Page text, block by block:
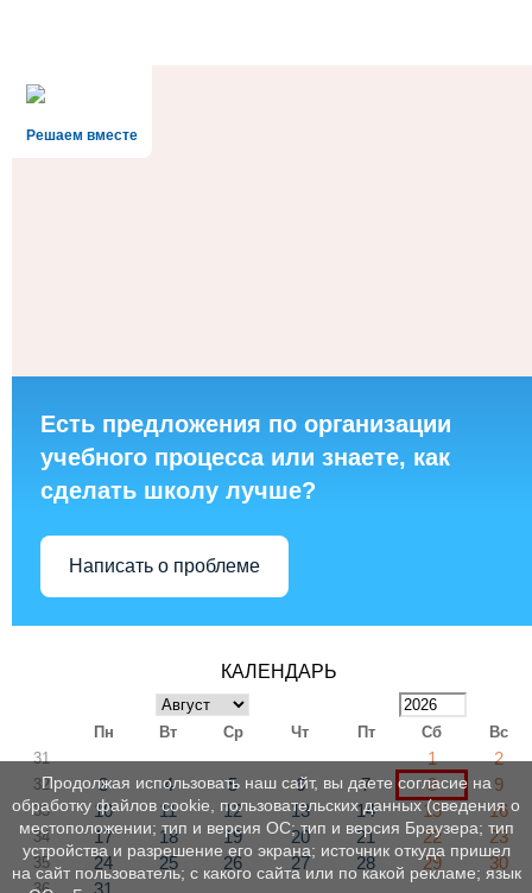
Решаем вместе
Есть предложения по организации
учебного процесса или знаете, как
сделать школу лучше?
Написать о проблеме
КАЛЕНДАРЬ
Пн Вт Ср Чт Пт Сб
Вс
31
1 2
32 3 4 5 6 7 8 9
33 10 11 12 13 14 15 16
34 17 18 19 20 21 22 23
35 24 25 26 27 28 29 30
36 31
Продолжая использовать наш сайт, вы даете согласие на
обработку файлов cookie, пользовательских данных (сведения о
местоположении; тип и версия ОС; тип и версия Браузера; тип
устройства и разрешение его экрана; источник откуда пришел
на сайт пользователь; с какого сайта или по какой рекламе; язык